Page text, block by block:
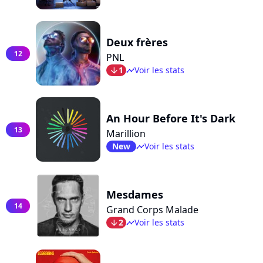
12
Deux frères
PNL
arrow_bot1 timelineVoir les stats
13
An Hour Before It's Dark
Marillion
New timelineVoir les stats
14
Mesdames
Grand Corps Malade
arrow_bot2 timelineVoir les stats